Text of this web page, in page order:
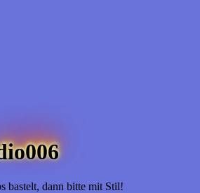
bastelt, dann bitte mit Stil!